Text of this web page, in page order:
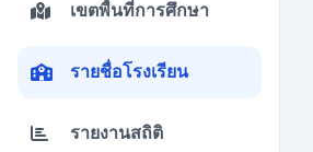
เขตพื้นที่การศึกษา
รายชื่อโรงเรียน
รายงานสถิติ